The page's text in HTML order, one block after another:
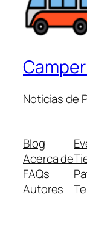
Noticias de
Blog
Acerca de
FAQs
Autores